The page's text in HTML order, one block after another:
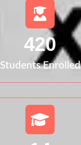
420
Students Enrolled